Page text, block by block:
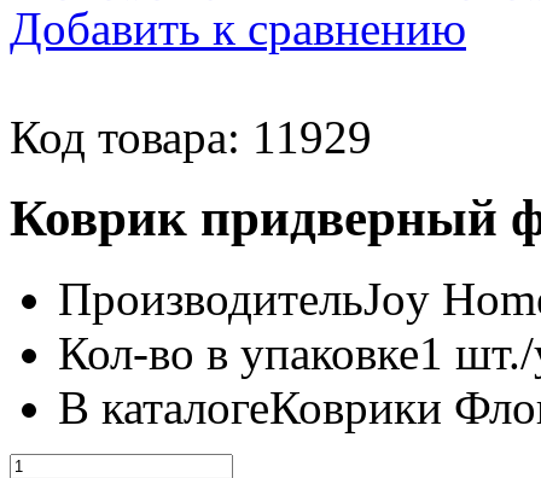
Добавить к сравнению
Код товара: 11929
Коврик придверный
ПроизводительJoy
Кол-во в упаковке1
В каталогеКоврики